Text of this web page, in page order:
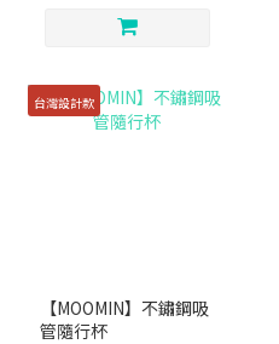
台灣設計款
【MOOMIN】不鏽鋼吸
管隨行杯